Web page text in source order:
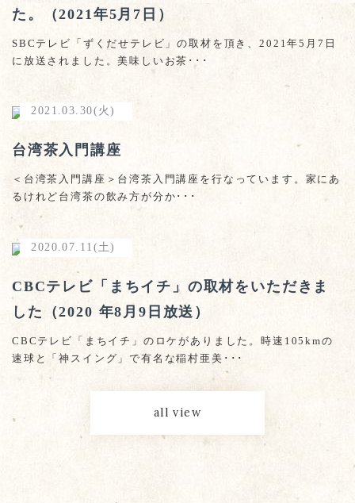
た。（2021年5月7日）
SBCテレビ「ずくだせテレビ」の取材を頂き、2021年5月7日
に放送されました。美味しいお茶･･･
2021.03.30(火)
台湾茶入門講座
＜台湾茶入門講座＞台湾茶入門講座を行なっています。家にあ
るけれど台湾茶の飲み方が分か･･･
2020.07.11(土)
CBCテレビ「まちイチ」の取材をいただきま
した（2020 年8月9日放送）
CBCテレビ「まちイチ」のロケがありました。時速105kmの
速球と「神スイング」で有名な稲村亜美･･･
all view